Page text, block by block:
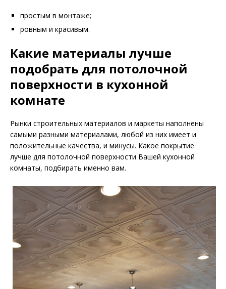
простым в монтаже;
ровным и красивым.
Какие материалы лучше
подобрать для потолочной
поверхности в кухонной
комнате
Рынки строительных материалов и маркеты наполнены
самыми разными материалами, любой из них имеет и
положительные качества, и минусы. Какое покрытие
лучше для потолочной поверхности Вашей кухонной
комнаты, подбирать именно вам.